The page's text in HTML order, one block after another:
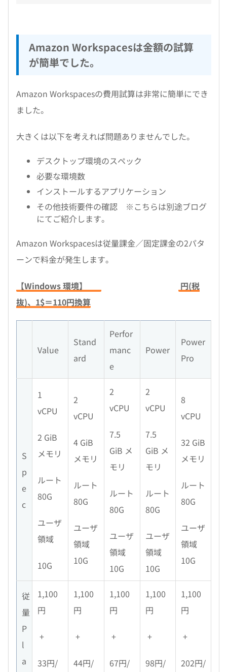
Amazon Workspacesは金額の試算
が簡単でした。
Amazon Workspacesの費用試算は非常に簡単にでき
ました。
大きくは以下を考えれば問題ありませんでした。
デスクトップ環境のスペック
必要な環境数
インストールするアプリケーション
その他技術要件の確認 ※こちらは別途ブログ
にてご紹介します。
Amazon Workspacesは従量課金／固定課金の2パタ
ーンで料金が発生します。
【Windows 環境】
円(税
抜)、1$＝110円換算
Value
Stand
ard
Perfor
manc
e
Power
Power
Pro
S
p
e
c
1
vCPU
2 GiB
メモリ
ルート
80G
ユーザ
領域
10G
2
vCPU
4 GiB
メモリ
ルート
80G
ユーザ
領域
10G
2
vCPU
7.5
GiB メ
モリ
ルート
80G
ユーザ
領域
10G
2
vCPU
7.5
GiB メ
モリ
ルート
80G
ユーザ
領域
10G
8
vCPU
32 GiB
メモリ
ルート
80G
ユーザ
領域
10G
従
量
P
l
a
1,100
円
+
33円/
1,100
円
+
44円/
1,100
円
+
67円/
1,100
円
+
98円/
1,100
円
+
202円/